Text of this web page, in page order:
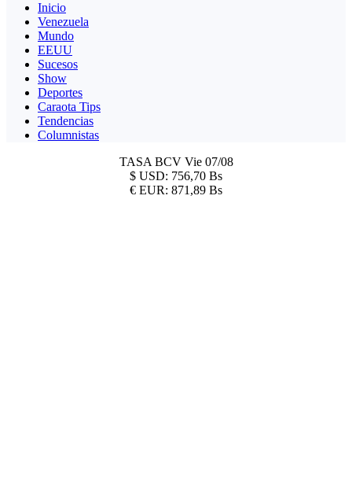
Inicio
Venezuela
Mundo
EEUU
Sucesos
Show
Deportes
Caraota Tips
Tendencias
Columnistas
TASA BCV Vie 07/08
$ USD: 756,70 Bs
€ EUR: 871,89 Bs